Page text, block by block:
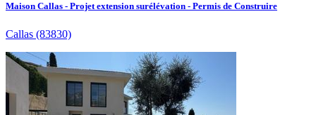
Maison Callas - Projet extension surélévation - Permis de Construire
Callas (83830)